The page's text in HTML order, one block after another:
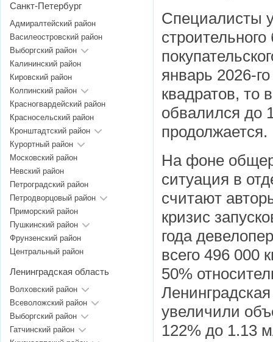
Специалисты
январь 2026-
квадратов, то
обвалился до
продолжается.
На фоне
ситуация в
считают
кризис
года
всего 496 000
50%
увеличили
122% до 1.13
Санкт-Петербург
Адмиралтейский район
Василеостровский район
Выборгский район
Калининский район
Кировский район
Колпинский район
Красногвардейский район
Красносельский район
Кронштадтский район
Курортный район
Московский район
Невский район
Петроградский район
Петродворцовый район
Приморский район
Пушкинский район
Фрунзенский район
Центральный район
Ленинградская область
Волховский район
Всеволожский район
Выборгский район
Гатчинский район